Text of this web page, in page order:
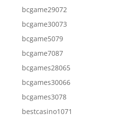
bcgame29072
bcgame30073
bcgame5079
bcgame7087
bcgames28065
bcgames30066
bcgames3078
bestcasino1071